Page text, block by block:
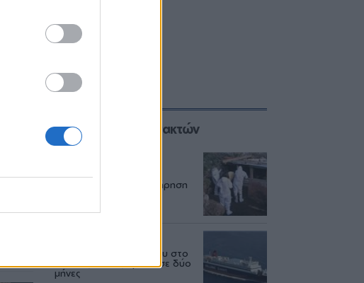
Επιλογές των Συντακτών
Ο αφθώδης πυρετός
εξαπλώνεται και η επιτήρηση
Δεύτερη εμπλοκή κάβου στο
«Νήσος Ρόδος» μέσα σε δύο
μήνες